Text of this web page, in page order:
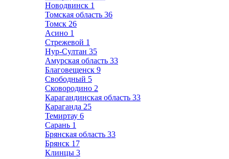
Новодвинск 1
Томская область 36
Томск 26
Асино 1
Стрежевой 1
Нур-Султан 35
Амурская область 33
Благовещенск 9
Свободный 5
Сковородино 2
Карагандинская область 33
Караганда 25
Темиртау 6
Сарань 1
Брянская область 33
Брянск 17
Клинцы 3